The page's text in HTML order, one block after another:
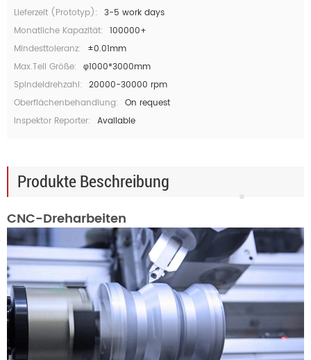
Lieferzeit (Prototyp): 3-5 work days
Monatliche Kapazität: 100000+
Mindesttoleranz:
±0.01mm
Max.teil Größe: φ1000*3000mm
Spindeldrehzahl: 20000-30000 rpm
Oberflächenbehandlung: On request
Inspektor Reporter: Available
Produkte Beschreibung
CNC-Dreharbeiten